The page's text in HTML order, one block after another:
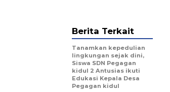
Berita Terkait
Tanamkan kepedulian
lingkungan sejak dini,
Siswa SDN Pegagan
kidul 2 Antusias ikuti
Edukasi Kepala Desa
Pegagan kidul